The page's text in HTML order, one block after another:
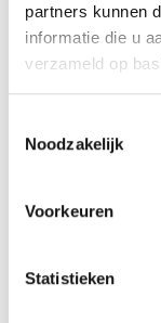
partners kunnen
informatie die u
verzameld op
Noodzakelijk
Voorkeuren
Statistieken